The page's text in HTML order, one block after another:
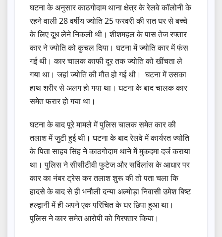
घटना के अनुसार काठगोदाम थाना क्षेत्र के रेलवे कॉलोनी के
रहने वाली 28 वर्षीय ज्योति 25 फरवरी की रात घर से बच्चे
के लिए दूध लेने निकली थी। शीशमहल के पास तेज रफ्तार
कार ने ज्योति को कुचल दिया। घटना में ज्योति कार में फंस
गई थी। कार चालक काफी दूर तक ज्योति को खींचता ले
गया था। जहां ज्योति की मौत हो गई थी। घटना में उसका
हाथ शरीर से अलग हो गया था। घटना के बाद चालक कार
समेत फरार हो गया था।
घटना के बाद पूरे मामले में पुलिस चालक समेत कार की
तलाश में जुटी हुई थी। घटना के बाद रेलवे में कार्यरत ज्योति
के पिता साहब सिंह ने काठगोदाम थाने में मुकदमा दर्ज कराया
था। पुलिस ने सीसीटीवी फुटेज और सर्विलांस के आधार पर
कार का नंबर ट्रेस कर तलाश शुरू की तो पता चला कि
हादसे के बाद से ही भनौली दन्या अल्मोड़ा निवासी उमेश बिष्ट
हल्द्वानी में ही अपने एक परिचित के घर छिपा हुआ था।
पुलिस ने कार समेत आरोपी को गिरफ्तार किया।